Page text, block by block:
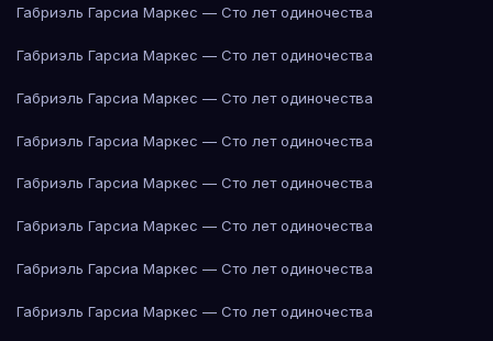
Габриэль Гарсиа Маркес — Сто лет одиночества
Габриэль Гарсиа Маркес — Сто лет одиночества
Габриэль Гарсиа Маркес — Сто лет одиночества
Габриэль Гарсиа Маркес — Сто лет одиночества
Габриэль Гарсиа Маркес — Сто лет одиночества
Габриэль Гарсиа Маркес — Сто лет одиночества
Габриэль Гарсиа Маркес — Сто лет одиночества
Габриэль Гарсиа Маркес — Сто лет одиночества